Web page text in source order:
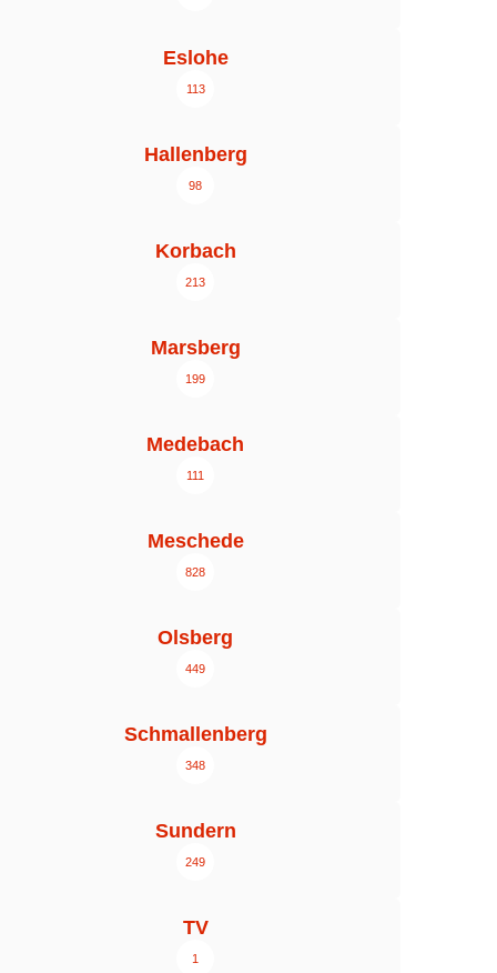
Eslohe
113
Hallenberg
98
Korbach
213
Marsberg
199
Medebach
111
Meschede
828
Olsberg
449
Schmallenberg
348
Sundern
249
TV
1